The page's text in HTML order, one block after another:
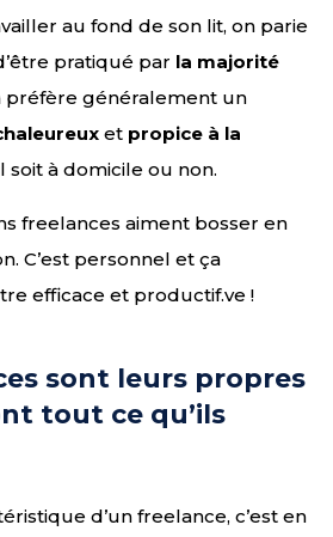
au fond de son lit, on parie
pratiqué par la majorité
préfère généralement un
et propice à la
soit à domicile ou non.
freelances aiment bosser en
C’est personnel et ça
efficace et productif.ve !
sont leurs propres
tout ce qu’ils
d’un freelance, c’est en